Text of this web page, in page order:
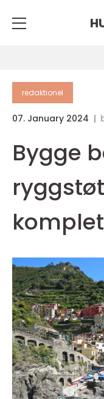
redaktionel
07. January 2024
Bygge